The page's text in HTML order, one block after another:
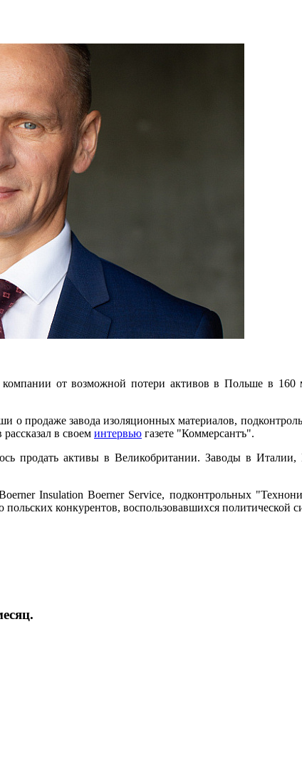
от возможной потери активов в Польше в
о продаже завода изоляционных материалов,
в своем интервью газете "Коммерсантъ".
продать активы в Великобритании. Заводы в
Insulation Boerner Service, подконтрольных
конкурентов, воспользовавшихся политической